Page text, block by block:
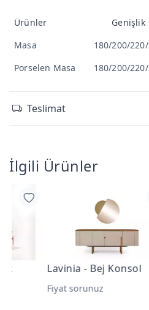
Ürünler Genişlik
Masa
180/200/
Porselen Masa
180/200/
Teslimat
İlgili Ürünler
Lavinia - Bej Konsol
Fiyat sorunuz